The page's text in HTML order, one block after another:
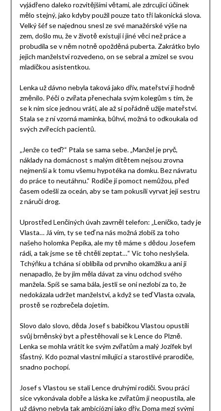
vyjádřeno daleko rozvitějšími větami, ale zdrcující účinek
mělo stejný, jako kdyby použil pouze tato tři lakonická slova.
Velký šéf se najednou snesl ze své manažérské výše na
zem, došlo mu, že v životě existují i jiné věci než práce a
probudila se v něm notně opožděná puberta. Zakrátko bylo
jejich manželství rozvedeno, on se sebral a zmizel se svou
mladičkou asistentkou.
Lenka už dávno nebyla taková jako dřív, mateřství ji hodně
změnilo. Péči o zvířata přenechala svým kolegům s tím, že
se k nim sice jednou vrátí, ale až si pořádně užije mateřství.
Stala se z ní vzorná maminka, bůhví, možná to odkoukala od
svých zvířecích pacientů.
„Jenže co teď?“ Ptala se sama sebe. „Manžel je pryč,
náklady na domácnost s malým dítětem nejsou zrovna
nejmenší a k tomu všemu hypotéka na domku. Bez návratu
do práce to neutáhnu.“ Rodiče jí pomoct nemůžou, před
časem odešli za oceán, aby se tam pokusili vyrvat její sestru
z náručí drog.
Uprostřed Lenčiných úvah zavrněl telefon: „Leničko, tady je
Vlasta… Já vím, ty se teď na nás možná zlobíš za toho
našeho holomka Pepíka, ale my tě máme s dědou Josefem
rádi, a tak jsme se tě chtěli zeptat…“ Víc toho neslyšela.
Tchýňku a tchána si oblíbila od prvního okamžiku a ani ji
nenapadlo, že by jim měla dávat za vinu odchod svého
manžela. Spíš se sama bála, jestli se oni nezlobí za to, že
nedokázala udržet manželství, a když se teď Vlasta ozvala,
prostě se rozbrečela dojetím.
Slovo dalo slovo, děda Josef s babičkou Vlastou opustili
svůj brněnský byt a přestěhovali se k Lence do Plzně.
Lenka se mohla vrátit ke svým zvířatům a malý Jozífek byl
šťastný. Kdo poznal vlastní milující a starostlivé prarodiče,
snadno pochopí.
Josef s Vlastou se stali Lence druhými rodiči. Svou práci
sice vykonávala dobře a láska ke zvířatům ji neopustila, ale
už dávno nebyla tak ambiciózní jako dřív. Doma mezi svými